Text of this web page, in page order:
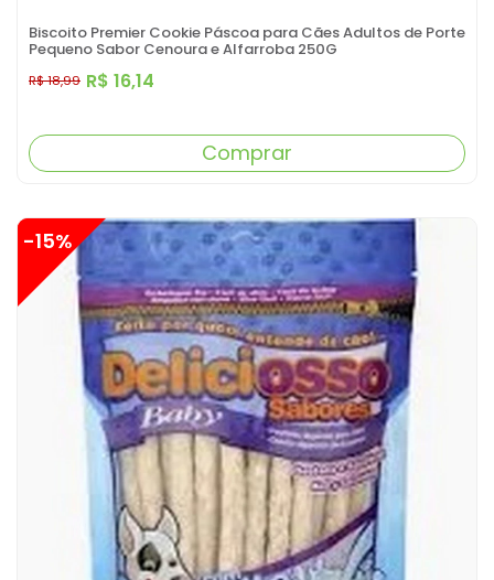
Biscoito Premier Cookie Páscoa para Cães Adultos de Porte
Pequeno Sabor Cenoura e Alfarroba 250G
R$ 16,14
R$ 18,99
Comprar
-15%